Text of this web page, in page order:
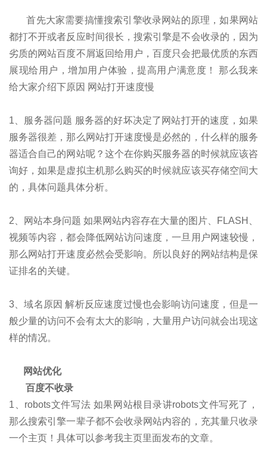
首先大家需要搞懂搜索引擎收录网站的原理，如果网站
都打不开或者反应时间很长，搜索引擎是不会收录的，因为
劣质的网站百度不屑返回给用户，百度只会把最优质的东西
展现给用户，增加用户体验，提高用户满意度！ 那么我来
给大家介绍下原因 网站打开速度慢
1、服务器问题 服务器的好坏决定了网站打开的速度，如果
服务器很差，那么网站打开速度慢是必然的，什么样的服务
器适合自己的网站呢？这个在你购买服务器的时候就应该咨
询好，如果是虚拟主机那么购买的时候就应该买存储空间大
的，具体问题具体分析。
2、网站本身问题 如果网站内容存在大量的图片、FLASH、
视频等内容，都会降低网站访问速度，一旦用户网速较慢，
那么网站打开速度必然会受影响。所以良好的网站结构是保
证排名的关键。
3、域名原因 解析反应速度过慢也会影响访问速度，但是一
般少量的访问不会有太大的影响，大量用户访问就会出现这
样的情况。
网站优化
百度不收录
1、robots文件写法 如果网站根目录讲robots文件写死了，
那么搜索引擎一辈子都不会收录网站内容的，充其量只收录
一个主页！具体可以参考我主页里面发布的文章。